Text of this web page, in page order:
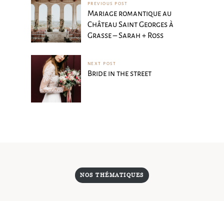
PREVIOUS POST
Mariage romantique au
Château Saint Georges à
Grasse – Sarah + Ross
NEXT POST
Bride in the street
NOS THÉMATIQUES